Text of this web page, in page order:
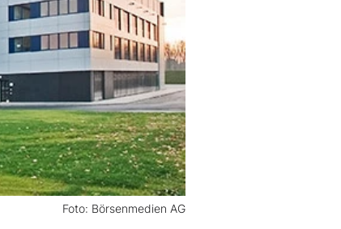
Foto: Börsenmedien AG